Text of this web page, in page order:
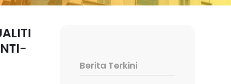
Berita Terkini